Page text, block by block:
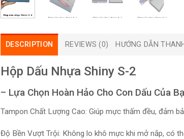
DESCRIPTION REVIEWS (0) HƯỚNG DẪN
Hộp Dấu Nhựa Shiny S-2
– Lựa Chọn Hoàn Hảo Cho Con Dấu Của
Tampon Chất Lượng Cao: Giúp mực thấm đều, đảm
Độ Bền Vượt Trội: Không lo khô mực khi mở nắp, có